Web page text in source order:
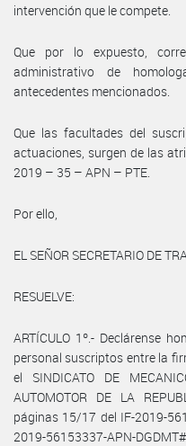
intervención que le compete.
Que por lo expuesto,
administrativo de
antecedentes mencionados.
Que las facultades del
actuaciones, surgen de las
2019 – 35 – APN – PTE.
Por ello,
EL SEÑOR SECRETARIO DE
RESUELVE:
ARTÍCULO 1º.- Declárense
personal suscriptos entre la
el SINDICATO DE
AUTOMOTOR DE LA
páginas 15/17 del IF-2019-
2019-56153337-APN-